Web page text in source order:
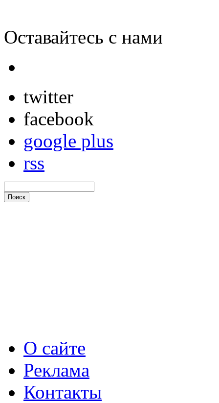
Оставайтесь с нами
twitter
facebook
google plus
rss
О сайте
Реклама
Контакты